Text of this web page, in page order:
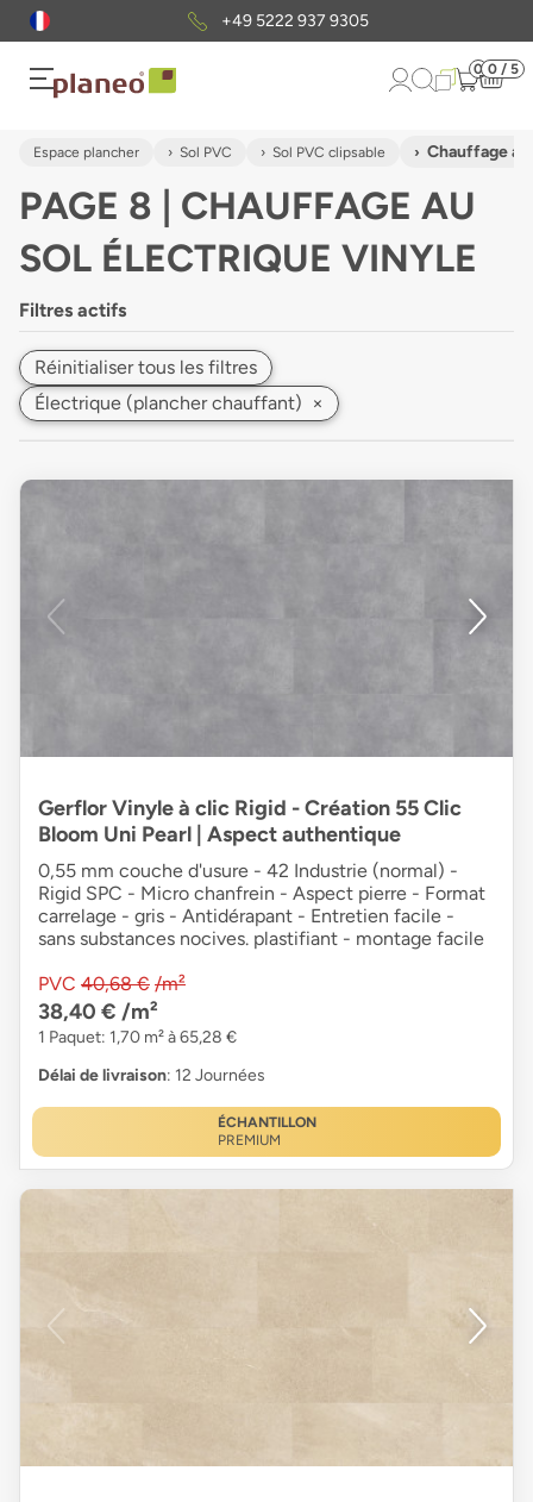
Envoi gratuit d'échantillons
0 0 / 5
Espace plancher Sol PVC Sol PVC clipsable Chauffage
PAGE 8 | CHAUFFAGE AU
SOL ÉLECTRIQUE VINYLE
Filtres actifs
Réinitialiser tous les filtres
Électrique (plancher chauffant) ×
Gerflor Vinyle à clic Rigid - Création 55 Clic
Bloom Uni Pearl | Aspect authentique
0,55 mm couche d'usure - 42 Industrie (normal) -
Rigid SPC - Micro chanfrein - Aspect pierre - Format
carrelage - gris - Antidérapant - Entretien facile -
sans substances nocives. plastifiant - montage facile
PVC 40,68 € /m²
38,40 € /m²
1 Paquet: 1,70 m² à 65,28 €
Délai de livraison: 12 Journées
ÉCHANTILLON
PREMIUM